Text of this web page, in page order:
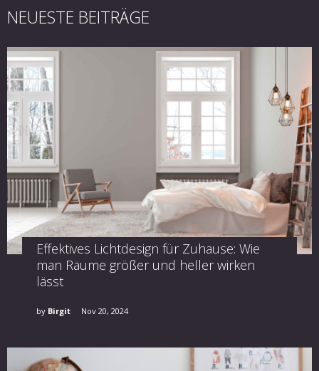
NEUESTE BEITRÄGE
Effektives Lichtdesign für Zuhause: Wie
man Räume größer und heller wirken
lässt
by Birgit Nov 20, 2024